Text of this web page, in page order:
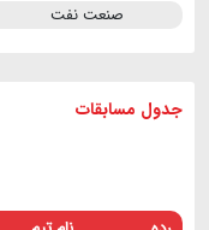
صنعت نفت
جدول مسابقات